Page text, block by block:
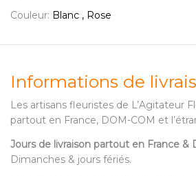
Couleur: Blanc , Rose
Informations de
Les artisans fleuristes de L’Agitateur
partout en France, DOM-COM et
Jours de livraison partout en France &
Dimanches & jours fériés.